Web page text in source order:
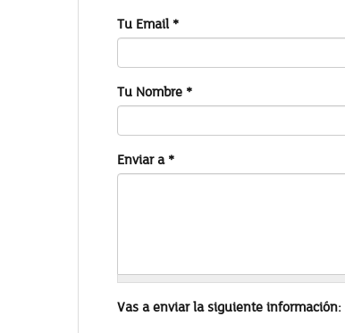
Tu Email *
Tu Nombre *
Enviar a *
Vas a enviar la siguiente información: